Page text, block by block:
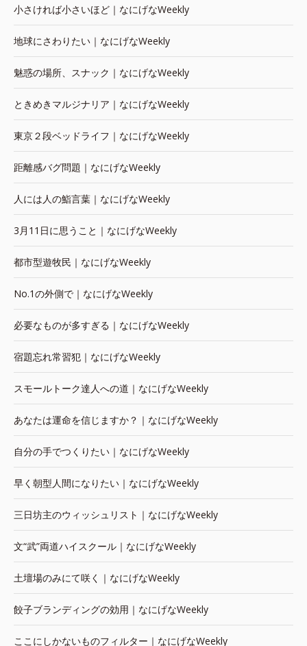
小さければ小さいほど｜なにげなWeekly
地球にさわりたい｜なにげなWeekly
魅惑の場所、スナック｜なにげなWeekly
ときめきマルジナリア｜なにげなWeekly
東京２段ベッドライフ｜なにげなWeekly
距離感バグ問題｜なにげなWeekly
人には人の鮨言葉｜なにげなWeekly
3月11日に思うこと｜なにげなWeekly
都市型遊牧民｜なにげなWeekly
No.1の外側で｜なにげなWeekly
必要なものが多すぎる｜なにげなWeekly
宿題忘れ常習犯｜なにげなWeekly
スモールトーク達人への道｜なにげなWeekly
あなたは運命を信じますか？｜なにげなWeekly
自分の手でつくりたい｜なにげなWeekly
早く朝型人間になりたい｜なにげなWeekly
三日坊主のウィッシュリスト｜なにげなWeekly
文“武”両道ハイスクール｜なにげなWeekly
土壇場のみにて咲く｜なにげなWeekly
餃子ブランディングの効用｜なにげなWeekly
ここにしかないものフィルター｜なにげなWeekly